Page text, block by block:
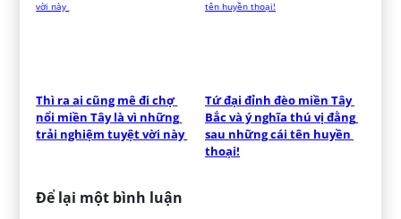
Thì ra ai cũng mê đi chợ
nổi miền Tây là vì những
trải nghiệm tuyệt vời này
Tứ đại đỉnh đèo miền Tây
Bắc và ý nghĩa thú vị đằng
sau những cái tên huyền
thoại!
Để lại một bình luận